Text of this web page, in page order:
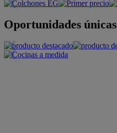
Oportunidades únicas